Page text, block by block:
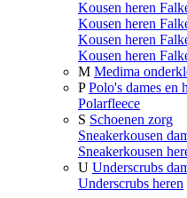
Kousen heren
Kousen heren
Kousen heren
Kousen heren
M Medima
P Polo's dames en
Polarfleece
S Schoenen zorg
Sneakerkousen
Sneakerkousen
U Underscrubs
Underscrubs heren